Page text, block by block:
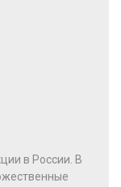
в России. В